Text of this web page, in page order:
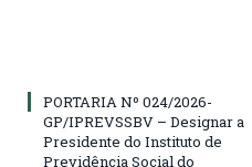
PORTARIA Nº 024/2026-
GP/IPREVSSBV – Designar a
Presidente do Instituto de
Previdência Social do